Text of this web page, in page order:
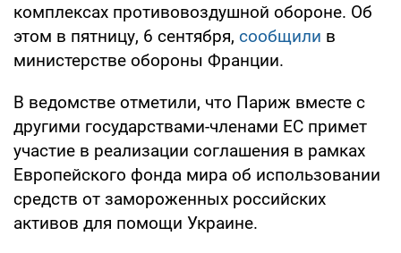
комплексах противовоздушной обороне. Об
этом в пятницу, 6 сентября, сообщили в
министерстве обороны Франции.
В ведомстве отметили, что Париж вместе с
другими государствами-членами ЕС примет
участие в реализации соглашения в рамках
Европейского фонда мира об использовании
средств от замороженных российских
активов для помощи Украине.